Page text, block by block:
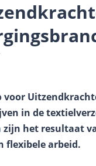
voor
in de
het resultaat
flexibele arbeid.